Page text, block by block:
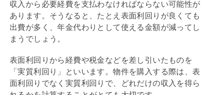
収入から必要経費を支払わなければならない可能性が
あります。そうなると、たとえ表面利回り が良くても
出費が多く、年金代わりとして使える金額が減ってし
まうでしょう。
表面利回りから経費や税金などを差し引いたものを
「実質利回り 」といいます。物件を購入する際は、表
面利回り でなく実質利回り で、どれだけの収入を得ら